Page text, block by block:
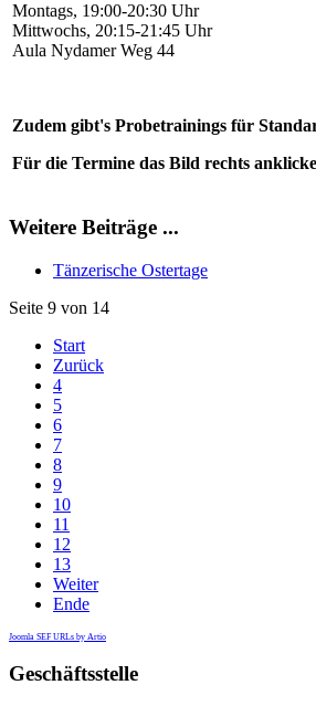
Montags, 19:00-20:30 Uhr
Mittwochs, 20:15-21:45 Uhr
Aula Nydamer Weg 44
Zudem gibt's Probetrainings für
Für die Termine das Bild rechts
Weitere Beiträge ...
Tänzerische Ostertage
Seite 9 von 14
Start
Zurück
4
5
6
7
8
9
10
11
12
13
Weiter
Ende
Joomla SEF URLs by Artio
Geschäftsstelle